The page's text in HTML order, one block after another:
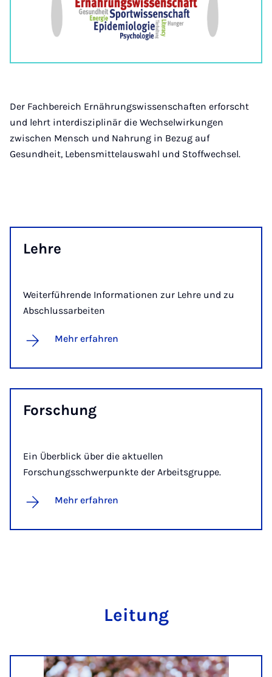
Der Fachbereich Ernährungswissenschaften erforscht
und lehrt interdisziplinär die Wechselwirkungen
zwischen Mensch und Nahrung in Bezug auf
Gesundheit, Lebensmittelauswahl und Stoffwechsel.
Leh­re
Weiterführende Informationen zur Lehre und zu
Abschlussarbeiten
Mehr erfahren
For­schung
Ein Überblick über die aktuellen
Forschungsschwerpunkte der Arbeitsgruppe.
Mehr erfahren
Lei­tung